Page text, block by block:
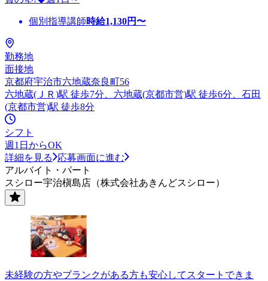
個別指導講師時給1,130円〜
勤務地
面接地
京都府宇治市六地蔵奈良町56
六地蔵(ＪＲ)駅 徒歩7分、六地蔵(京都市営)駅 徒歩6分、石田
(京都市営)駅 徒歩8分
シフト
週1日からOK
詳細を見る
応募画面に進む
アルバイト・パート
スシロー宇治槇島店（株式会社あきんどスシロー）
未経験の方やブランクがある方も安心してスタートできま